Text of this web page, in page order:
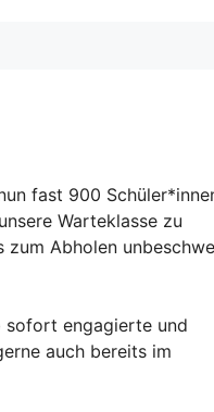
fast 900
Warteklasse zu
zum Abholen
sofort engagierte und
auch bereits im